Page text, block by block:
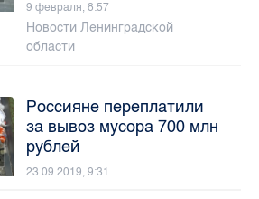
9 февраля, 8:57
Новости Ленинградской
области
Россияне переплатили
за вывоз мусора 700 млн
рублей
23.09.2019, 9:31